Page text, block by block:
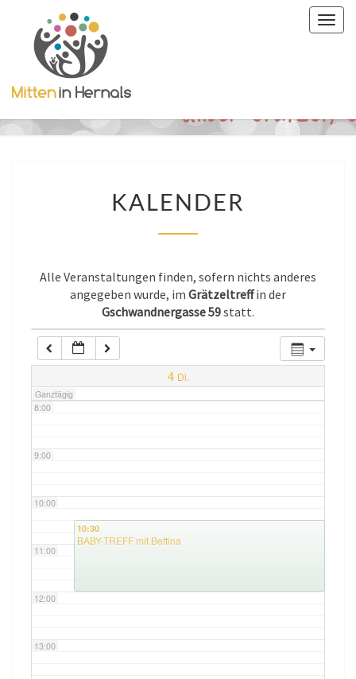
KALENDER
Alle Veranstaltungen finden, sofern nichts anderes
angegeben wurde, im Grätzeltreffin der
Gschwandnergasse 59statt.
4 Di.
Ganztägig
0:00
1:00
2:00
7:00
8:00
9:00
10:00
11:00
12:00
13:00
10:30
BABY-TREFF mit Bettina